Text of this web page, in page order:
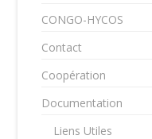
CONGO-HYCOS
Contact
Coopération
Documentation
Liens Utiles